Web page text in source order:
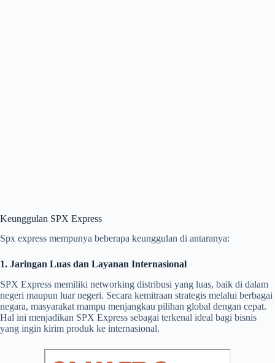
Keunggulan SPX Express
Spx express mempunya beberapa keunggulan di antaranya:
1. Jaringan Luas dan Layanan Internasional
SPX Express memiliki networking distribusi yang luas, baik di dalam
negeri maupun luar negeri. Secara kemitraan strategis melalui berbagai
negara, masyarakat mampu menjangkau pilihan global dengan cepat.
Hal ini menjadikan SPX Express sebagai terkenal ideal bagi bisnis
yang ingin kirim produk ke internasional.